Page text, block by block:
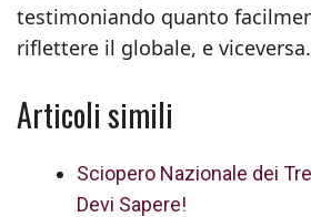
testimoniando quanto
riflettere il globale, e viceversa.
Articoli simili
Sciopero Nazionale dei
Devi Sapere!